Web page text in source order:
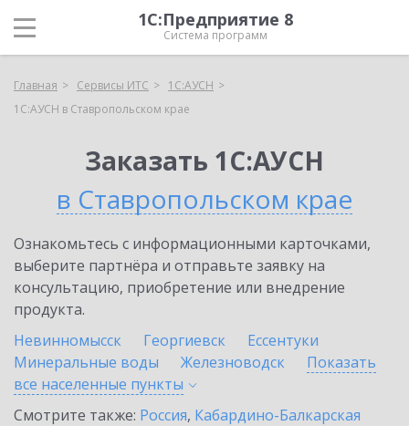
1С:Предприятие 8
Система программ
Главная Сервисы ИТС
1С:АУСН
1С:АУСН в Ставропольском крае
Заказать 1С:АУСН
в Ставропольском крае
Ознакомьтесь с информационными карточками,
выберите партнёра и отправьте заявку на
консультацию, приобретение или внедрение
продукта.
Невинномысск
Георгиевск
Ессентуки
Минеральные воды
Железноводск
Показать
все населенные пункты
Смотрите также: Россия, Кабардино-Балкарская